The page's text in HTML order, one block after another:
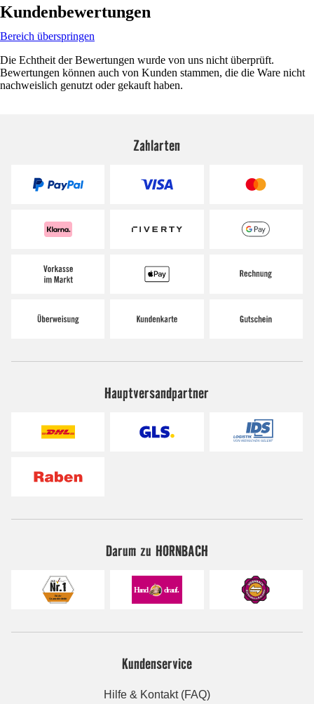
Kundenbewertungen
Bereich überspringen
Die Echtheit der Bewertungen wurde von uns nicht überprüft.
Bewertungen können auch von Kunden stammen, die die Ware nicht
nachweislich genutzt oder gekauft haben.
Zahlarten
Hauptversandpartner
Darum zu HORNBACH
Kundenservice
Hilfe & Kontakt (FAQ)